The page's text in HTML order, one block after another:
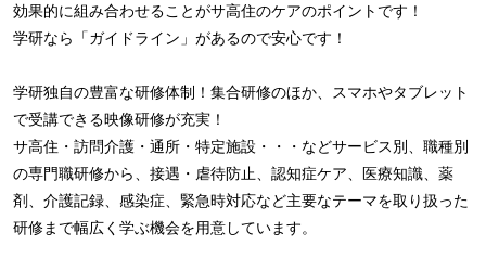
効果的に組み合わせることがサ高住のケアのポイントです！
学研なら「ガイドライン」があるので安心です！
学研独自の豊富な研修体制！集合研修のほか、スマホやタブレット
で受講できる映像研修が充実！
サ高住・訪問介護・通所・特定施設・・・などサービス別、職種別
の専門職研修から、接遇・虐待防止、認知症ケア、医療知識、薬
剤、介護記録、感染症、緊急時対応など主要なテーマを取り扱った
研修まで幅広く学ぶ機会を用意しています。